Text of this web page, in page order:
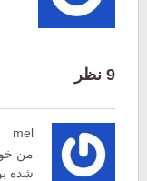
9 نظر
mel
من